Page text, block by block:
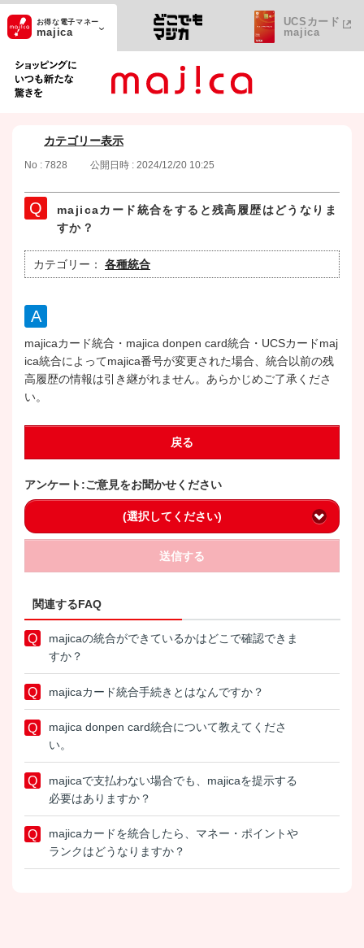
ショッピングにいつも新たな驚きを
お得な電子マネー
majica
UCSカード
majica
カテゴリー表示
No : 7828 公開日時 : 2024/12/20 10:25
majicaカード統合をすると残高履歴はどうなりま
すか？
カテゴリー： 各種統合
majicaカード統合・majica donpen card統合・UCSカードmaj
ica統合によってmajica番号が変更された場合、統合以前の残
高履歴の情報は引き継がれません。あらかじめご了承くださ
い。
戻る
アンケート:ご意見をお聞かせください
(選択してください)
送信する
関連するFAQ
majicaの統合ができているかはどこで確認できま
すか？
majicaカード統合手続きとはなんですか？
majica donpen card統合について教えてくださ
い。
majicaで支払わない場合でも、majicaを提示する
必要はありますか？
majicaカードを統合したら、マネー・ポイントや
ランクはどうなりますか？